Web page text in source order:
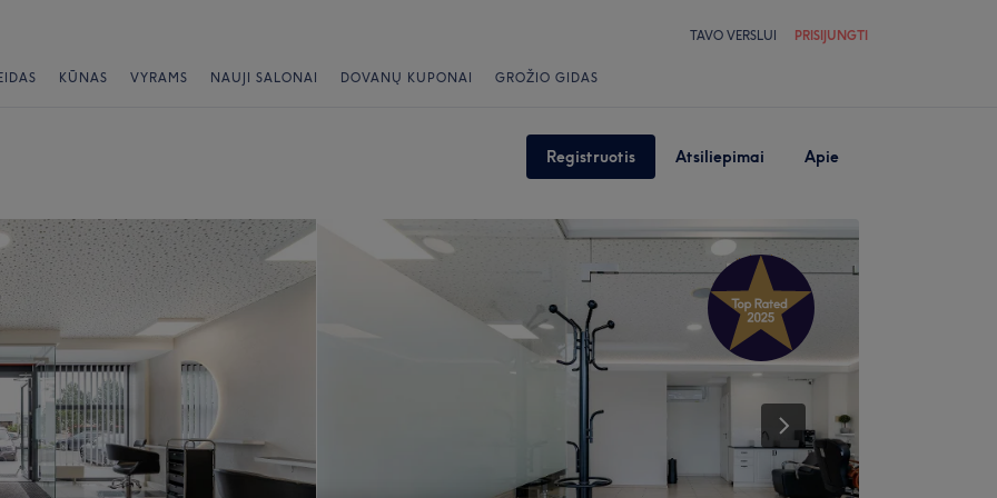
TAVO VERSLUI PRISIJUNGTI
KŪNAS VYRAMS NAUJI SALONAI DOVANŲ KUPONAI GROŽIO GIDAS
Registruotis Atsiliepimai Apie